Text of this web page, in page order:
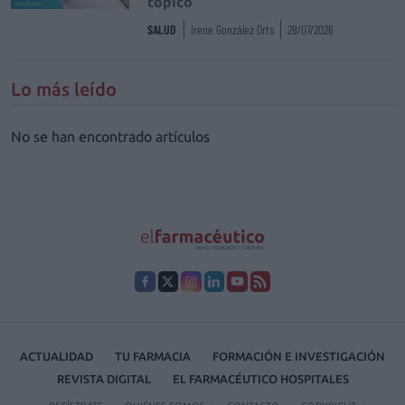
SALUD Irene González Orts 28/07/2026
Lo más leído
No se han encontrado artículos
ACTUALIDAD TU FARMACIA
FORMACIÓN E INVESTIGACIÓN
REVISTA DIGITAL
EL FARMACÉUTICO HOSPITALES